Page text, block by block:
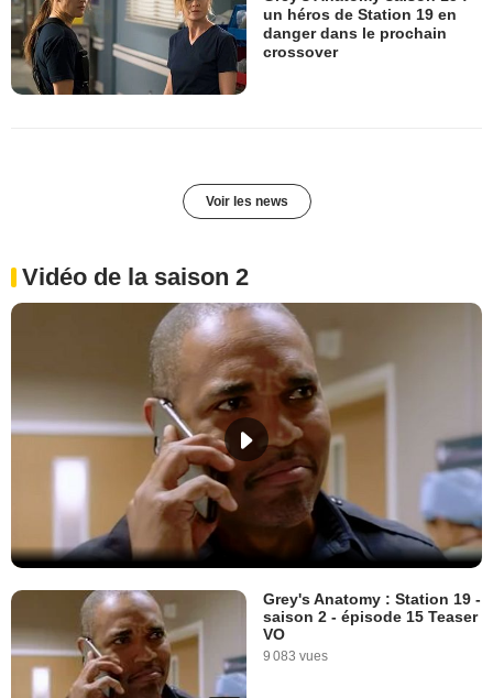
un héros de Station 19 en
danger dans le prochain
crossover
Voir les news
Vidéo de la saison 2
Grey's Anatomy : Station 19 -
saison 2 - épisode 15 Teaser
VO
9 083 vues